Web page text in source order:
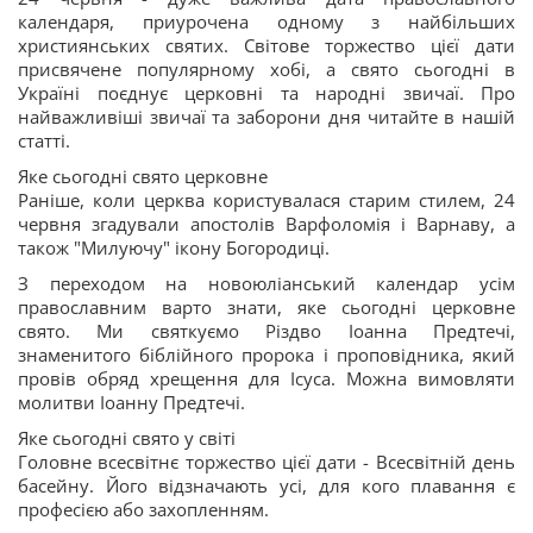
календаря, приурочена одному з найбільших
християнських святих. Світове торжество цієї дати
присвячене популярному хобі, а свято сьогодні в
Україні поєднує церковні та народні звичаї. Про
найважливіші звичаї та заборони дня читайте в нашій
статті.
Яке сьогодні свято церковне
Раніше, коли церква користувалася старим стилем, 24
червня згадували апостолів Варфоломія і Варнаву, а
також "Милуючу" ікону Богородиці.
З переходом на новоюліанський календар усім
православним варто знати, яке сьогодні церковне
свято. Ми святкуємо Різдво Іоанна Предтечі,
знаменитого біблійного пророка і проповідника, який
провів обряд хрещення для Ісуса. Можна вимовляти
молитви Іоанну Предтечі.
Яке сьогодні свято у світі
Головне всесвітнє торжество цієї дати - Всесвітній день
басейну. Його відзначають усі, для кого плавання є
професією або захопленням.